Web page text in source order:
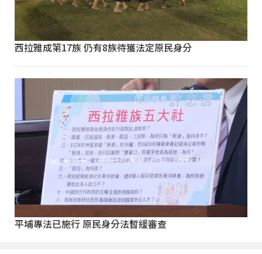
西拉雅成第17族 仍有8族待獲法定原民身分
平埔專法已施行 原民身分法暫緩審查